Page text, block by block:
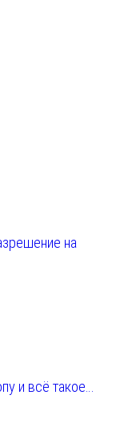
на
и всё такое…